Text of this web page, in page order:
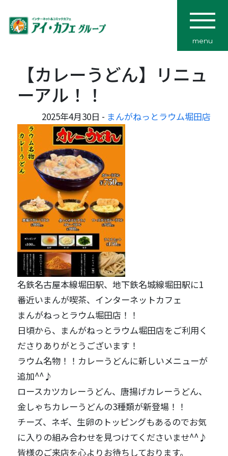
menu
【カレーうどん】リニュ
ーアル！！
2025年4月30日 - まんがねっとラウム堀田店
名鉄名古屋本線堀田駅、地下鉄名城線堀田駅に1
番近いまんが喫茶、インターネットカフェ
まんがねっとラウム堀田店！！
日頃から、まんがねっとラウム堀田店をご利用く
ださりありがとうございます！
ラウム名物！！カレーうどんに新しいメニューが
追加^^♪
ロースカツカレーうどん、唐揚げカレーうどん、
金しゃちカレーうどんの3種類が新登場！！
チーズ、ネギ、生卵のトッピングもあるのでお気
に入りの組み合わせを見つけてくださいませ^^♪
皆様のご来店を心よりお待ちしております。